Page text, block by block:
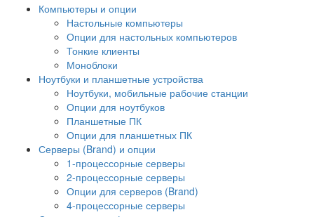
Компьютеры и опции
Настольные компьютеры
Опции для настольных компьютеров
Тонкие клиенты
Моноблоки
Ноутбуки и планшетные устройства
Ноутбуки, мобильные рабочие станции
Опции для ноутбуков
Планшетные ПК
Опции для планшетных ПК
Серверы (Brand) и опции
1-процессорные серверы
2-процессорные серверы
Опции для серверов (Brand)
4-процессорные серверы